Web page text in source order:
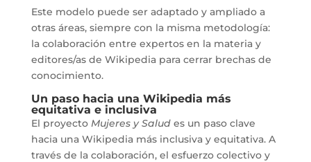
Este modelo puede ser adaptado y ampliado a
otras áreas, siempre con la misma metodología:
la colaboración entre expertos en la materia y
editores/as de Wikipedia para cerrar brechas de
conocimiento.
Un paso hacia una Wikipedia más
equitativa e inclusiva
El proyecto Mujeres y Saludes un paso clave
hacia una Wikipedia más inclusiva y equitativa. A
través de la colaboración, el esfuerzo colectivo y